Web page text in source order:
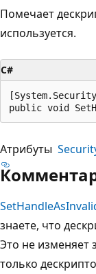
Помечает
используется.
C#
public void
Атрибуты
знаете, что
Это не изменяет
только